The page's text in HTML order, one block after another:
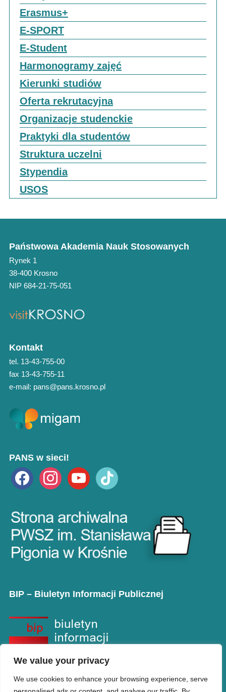
We value your privacy
We use cookies to enhance your browsing experience, serve
Erasmus+
E-SPORT
E-Student
Harmonogramy zajęć
Kierunki studiów
Oferta rekrutacyjna
Organizacje studenckie
Praktyki dla studentów
Struktura uczelni
Stypendia
USOS
Państwowa Akademia Nauk Stosowanych
Rynek 1
38-400 Krosno
NIP 684-21-75-051
Kontakt
tel. 13-43-755-00
fax 13-43-755-11
e-mail: pans@pans.krosno.pl
PANS w sieci!
facebookinstagramyoutube tiktok
BIP – Biuletyn Informacji Publicznej